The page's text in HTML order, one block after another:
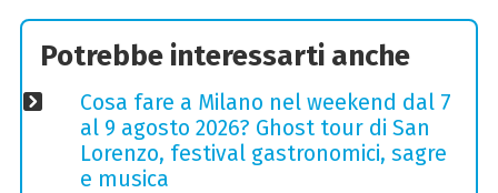
Potrebbe interessarti anche
Cosa fare a Milano nel weekend dal 7
al 9 agosto 2026? Ghost tour di San
Lorenzo, festival gastronomici, sagre
e musica